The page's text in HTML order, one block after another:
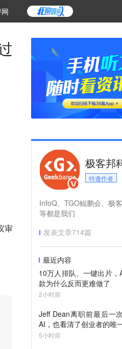
审
极客邦
特邀作者
InfoQ、TGO鲲鹏会、极
等都是我们
发表文章714篇
最近内容
10万人排队、一键出片
款为什么反而更难做了
2小时前
Jeff Dean离职前最后一
AI，也看清了创业者的唯
5小时前